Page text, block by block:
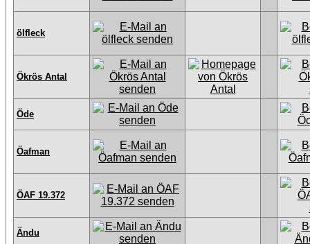
ölfleck
Ökrös Antal
Öde
Öafman
ÖAF 19.372
Ändu